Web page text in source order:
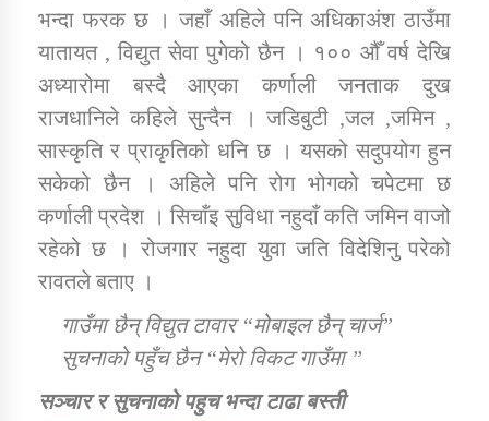
तातोपानी गाउँपालिकाको न्यायिक समिति सम्बन्धी सन्देश
तातोपानी गाउँपालिका जुम्लाको महिला तथा लैङ्गिक हिंसा
सम्बन्धी सूचना सन्देश
तातोपानी गाउँपालिका जुम्लाको महिनावारी सम्बन्धिकाे
तातोपानी गाउँपालिका जुम्लाको बालविवाह सन्देश
तातोपानी गाउँपालिका जुम्लाको सूचना
भन्दा फरक छ । जहाँ अहिले पनि अधिकाअंश ठाउँमा
यातायत , विद्युत सेवा पुगेको छैन । १०० औँ वर्ष देखि
अध्यारोमा बस्दै आएका कर्णाली जनताक दुख
राजधानिले कहिले सुन्दैन । जडिबुटी ,जल ,जमिन ,
सास्कृति र प्राकृतिको धनि छ । यसको सदुपयोग हुन
सकेको छैन । अहिले पनि रोग भोगको चपेटमा छ
कर्णाली प्रदेश । सिचाँइ सुविधा नहुदाँ कति जमिन वाजो
रहेको छ । रोजगार नहुदा युवा जति विदेशिनु परेको
रावतले बताए ।
गाउँमा छैन् विद्युत टावार “मोबाइल छैन् चार्ज”
सुचनाको पहुँच छैन “मेरो विकट गाउँमा ”
सञ्चार र सुचनाको पहुच भन्दा टाढा बस्ती